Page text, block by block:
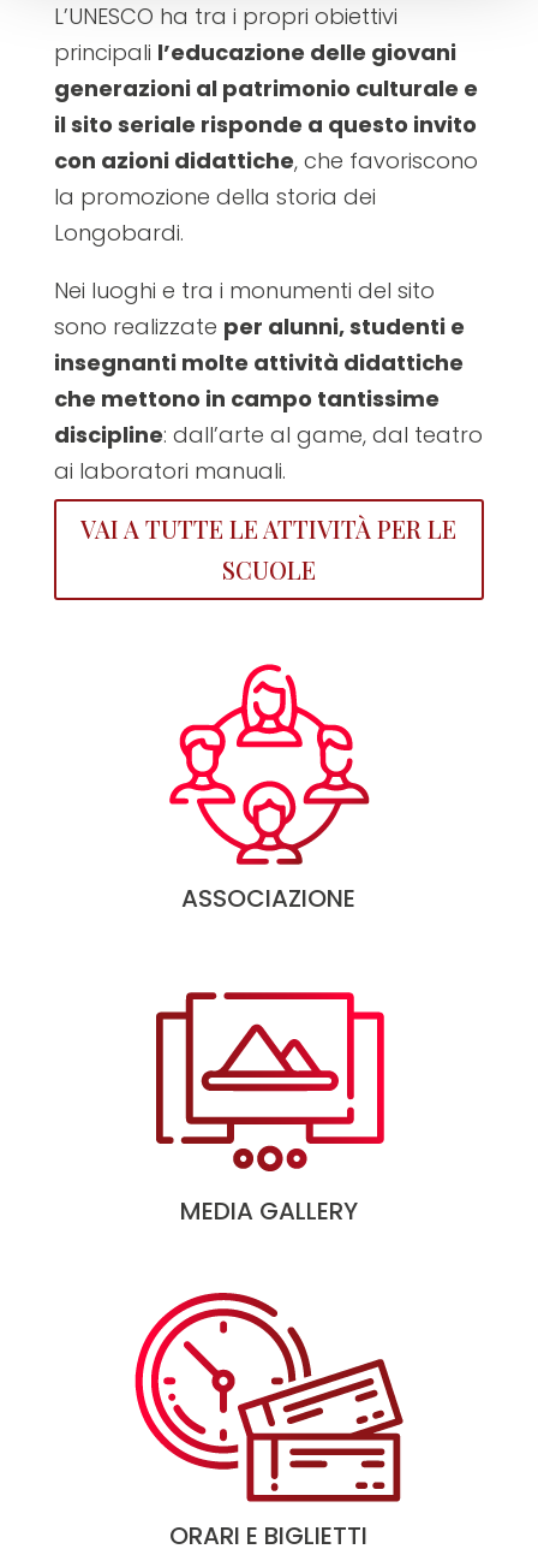
L’UNESCO ha tra i propri obiettivi
principali l’educazione delle giovani
generazioni al patrimonio culturale e
il sito seriale risponde a questo invito
con azioni didattiche, che favoriscono
la promozione della storia dei
Longobardi.
Nei luoghi e tra i monumenti del sito
sono realizzate per alunni, studenti e
insegnanti molte attività didattiche
che mettono in campo tantissime
discipline: dall’arte al game, dal teatro
ai laboratori manuali.
VAI A TUTTE LE ATTIVITÀ PER LE
SCUOLE
ASSOCIAZIONE
MEDIA GALLERY
ORARI E BIGLIETTI